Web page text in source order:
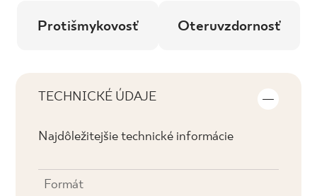
Protišmykovosť Oteruvzdornosť
TECHNICKÉ ÚDAJE
Najdôležitejšie technické informácie
Formát